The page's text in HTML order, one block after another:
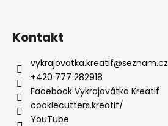
Kontakt
vykrajovatka.kreatif@seznam.cz
+420 777 282918
Facebook Vykrajovátka Kreatif
cookiecutters.kreatif/
YouTube